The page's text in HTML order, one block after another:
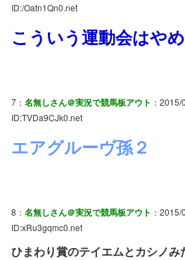
ID:/Oatn1Qn0.net
こういう運動会はや
7： 名無しさん＠実況で競馬板アウト ：
ID:TVDa9CJk0.net
エアグルーヴ孫２
8： 名無しさん＠実況で競馬板アウト ：
ID:xRu3gqmc0.net
ひまわり賞のテイエムとカシノみ